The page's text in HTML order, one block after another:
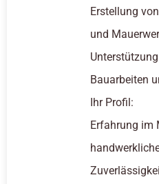
Erstellung
und
Bauarbeiten
Ihr Profil:
Erfahrung im